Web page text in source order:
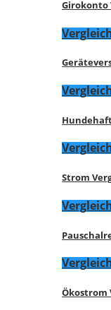
Girokonto
Strom
Ökostrom